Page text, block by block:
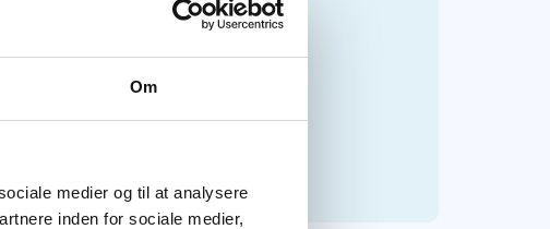
Om
medier og til at analysere
inden for sociale medier,